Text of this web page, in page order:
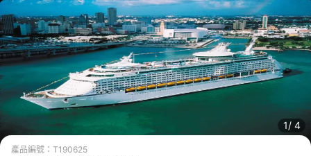
1/ 4
產品編號： T190625